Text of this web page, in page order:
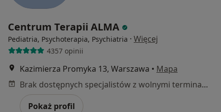
Centrum Terapii ALMA
Pediatria, Psychoterapia, Psychiatria · Więcej
4357 opinii
Kazimierza Promyka 13, Warszawa • Mapa
Brak dostępnych specjalistów z wolnymi terminami w tym centrum medycznym.
Pokaż profil